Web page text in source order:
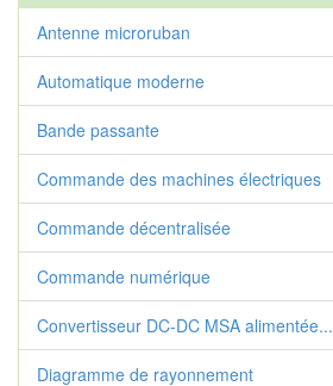
Antenne microruban
Automatique moderne
Bande passante
Commande des machines électriques
Commande décentralisée
Commande numérique
Convertisseur DC-DC MSA alimentée...
Diagramme de rayonnement